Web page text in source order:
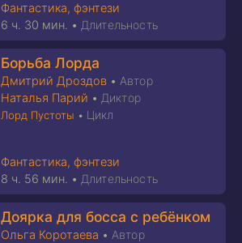
Фантастика, фэнтези
6 ч. 30 мин. • Длительность
Борьба Лорда
Дмитрий Дроздов • Автор
Наталья Парий • Диктор
Лорд Пустоты • Цикл
Фантастика, фэнтези
8 ч. 56 мин. • Длительность
Доярка для босса с ребёнком
Ольга Коротаева • Автор